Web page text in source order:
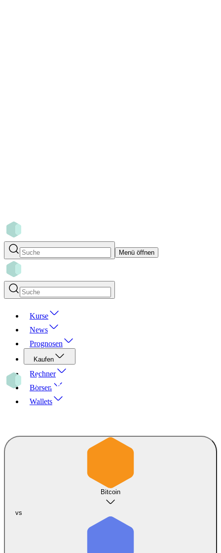
Menü öffnen
Kurse
News
Prognosen
Kaufen
Rechner
Börsen
Wallets
Bitcoin
vs